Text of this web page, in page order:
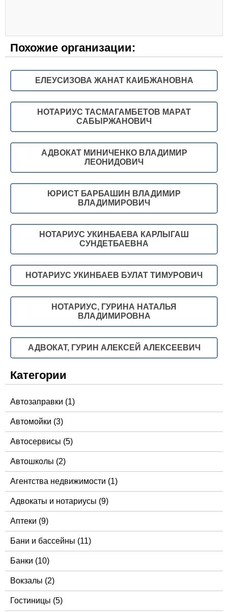
Похожие организации:
ЕЛЕУСИЗОВА ЖАНАТ КАИБЖАНОВНА
НОТАРИУС ТАСМАГАМБЕТОВ МАРАТ
САБЫРЖАНОВИЧ
АДВОКАТ МИНИЧЕНКО ВЛАДИМИР
ЛЕОНИДОВИЧ
ЮРИСТ БАРБАШИН ВЛАДИМИР
ВЛАДИМИРОВИЧ
НОТАРИУС УКИНБАЕВА КАРЛЫГАШ
СУНДЕТБАЕВНА
НОТАРИУС УКИНБАЕВ БУЛАТ ТИМУРОВИЧ
НОТАРИУС, ГУРИНА НАТАЛЬЯ
ВЛАДИМИРОВНА
АДВОКАТ, ГУРИН АЛЕКСЕЙ АЛЕКСЕЕВИЧ
Категории
Автозаправки (1)
Автомойки (3)
Автосервисы (5)
Автошколы (2)
Агентства недвижимости (1)
Адвокаты и нотариусы (9)
Аптеки (9)
Бани и бассейны (11)
Банки (10)
Вокзалы (2)
Гостиницы (5)